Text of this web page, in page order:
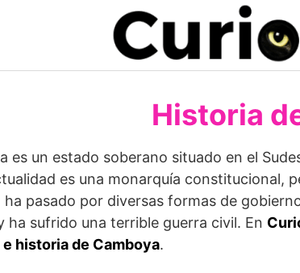
Historia
es un estado soberano situado en el
es una monarquía constitucional,
pasado por diversas formas de
ha sufrido una terrible guerra civil. En
historia de Camboya.